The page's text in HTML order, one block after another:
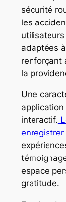
sécurité
les
adaptées
renforçant
la
Une
interactif.
espace
gratitude.